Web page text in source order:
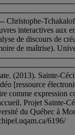
Christophe-
interactives aux
de discours de
de maîtrise).
(2013). Sainte-
[ressource
comme expression
Projet Sainte-
du Québec à
6196/